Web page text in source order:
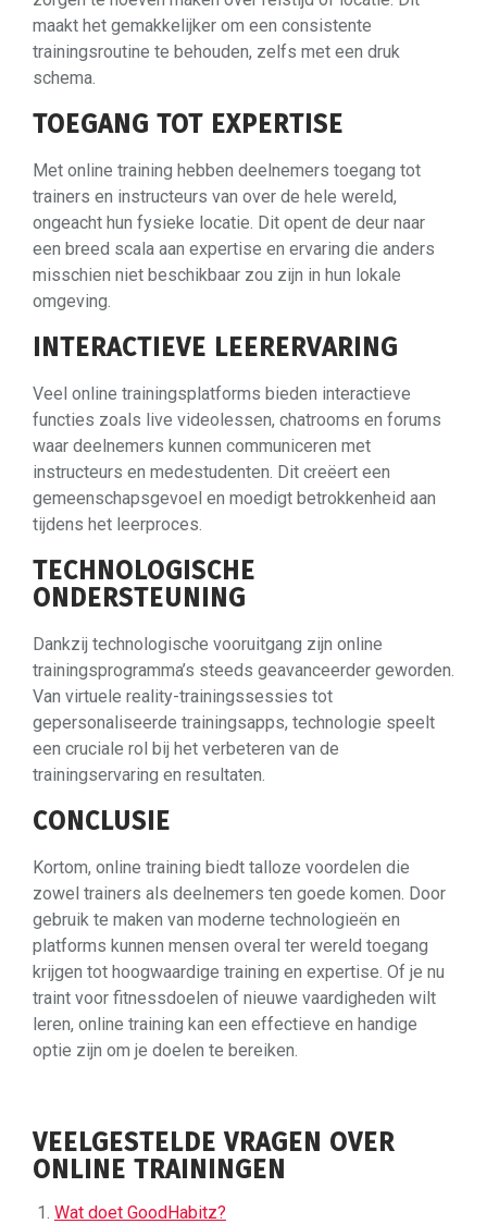
maakt het gemakkelijker om een consistente
trainingsroutine te behouden, zelfs met een druk
schema.
TOEGANG TOT EXPERTISE
Met online training hebben deelnemers toegang tot
trainers en instructeurs van over de hele wereld,
ongeacht hun fysieke locatie. Dit opent de deur naar
een breed scala aan expertise en ervaring die anders
misschien niet beschikbaar zou zijn in hun lokale
omgeving.
INTERACTIEVE LEERERVARING
Veel online trainingsplatforms bieden interactieve
functies zoals live videolessen, chatrooms en forums
waar deelnemers kunnen communiceren met
instructeurs en medestudenten. Dit creëert een
gemeenschapsgevoel en moedigt betrokkenheid aan
tijdens het leerproces.
TECHNOLOGISCHE
ONDERSTEUNING
Dankzij technologische vooruitgang zijn online
trainingsprogramma’s steeds geavanceerder geworden.
Van virtuele reality-trainingssessies tot
gepersonaliseerde trainingsapps, technologie speelt
een cruciale rol bij het verbeteren van de
trainingservaring en resultaten.
CONCLUSIE
Kortom, online training biedt talloze voordelen die
zowel trainers als deelnemers ten goede komen. Door
gebruik te maken van moderne technologieën en
platforms kunnen mensen overal ter wereld toegang
krijgen tot hoogwaardige training en expertise. Of je nu
traint voor fitnessdoelen of nieuwe vaardigheden wilt
leren, online training kan een effectieve en handige
optie zijn om je doelen te bereiken.
VEELGESTELDE VRAGEN OVER
ONLINE TRAININGEN
Wat doet GoodHabitz?